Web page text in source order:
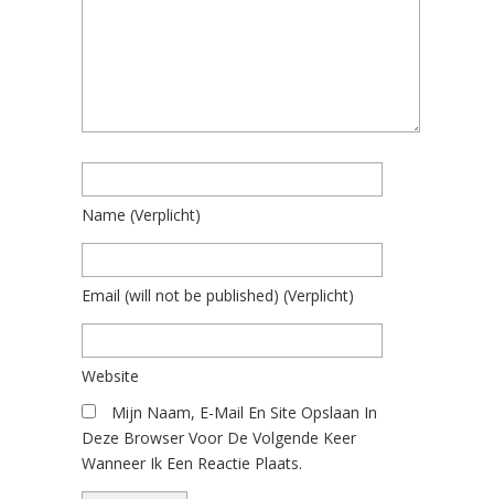
Name (verplicht)
Email (will not be published) (verplicht)
Website
Mijn Naam, E-Mail En Site Opslaan In
Deze Browser Voor De Volgende Keer
Wanneer Ik Een Reactie Plaats.